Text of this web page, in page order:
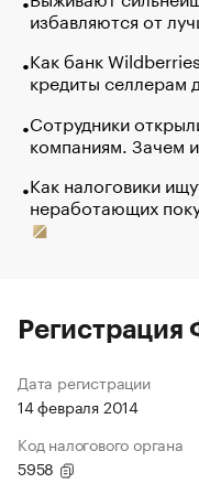
избавляются от
Как банк
кредиты селлерам
Сотрудники
компаниям. Зачем
Как налоговики
неработающих
Дата регистрации
14 февраля 2014
Код налогового органа
5958